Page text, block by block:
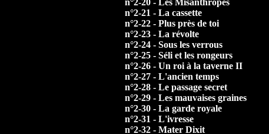
n°2-20 - Les Misanthropes
n°2-21 - La cassette
n°2-22 - Plus près de toi
n°2-23 - La révolte
n°2-24 - Sous les verrous
n°2-25 - Séli et les rongeurs
n°2-26 - Un roi à la taverne II
n°2-27 - L'ancien temps
n°2-28 - Le passage secret
n°2-29 - Les mauvaises graines
n°2-30 - La garde royale
n°2-31 - L'ivresse
n°2-32 - Mater Dixit